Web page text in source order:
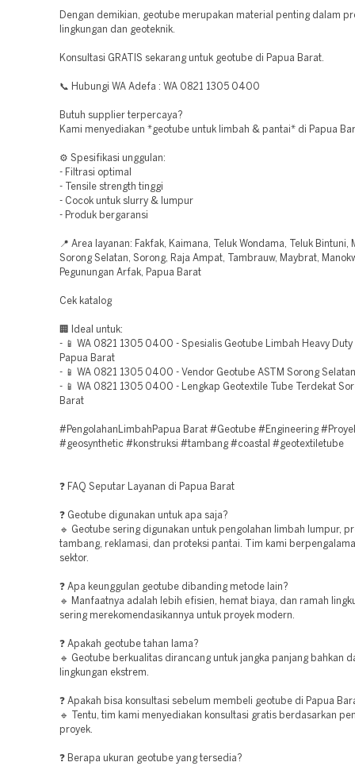
Dengan demikian, geotube merupakan material penting dalam
lingkungan dan geoteknik.
Konsultasi GRATIS sekarang untuk geotube di Papua Barat.
📞 Hubungi WA Adefa : WA 0821 1305 0400
Butuh supplier terpercaya?
Kami menyediakan *geotube untuk limbah & pantai* di Papua
⚙️ Spesifikasi unggulan:
- Filtrasi optimal
- Tensile strength tinggi
- Cocok untuk slurry & lumpur
- Produk bergaransi
📍 Area layanan: Fakfak, Kaimana, Teluk Wondama, Teluk Bintuni,
Sorong Selatan, Sorong, Raja Ampat, Tambrauw, Maybrat,
Pegunungan Arfak, Papua Barat
Cek katalog
🏢 Ideal untuk:
- 📱 WA 0821 1305 0400 - Spesialis Geotube Limbah Heavy Duty
Papua Barat
- 📱 WA 0821 1305 0400 - Vendor Geotube ASTM Sorong
- 📱 WA 0821 1305 0400 - Lengkap Geotextile Tube Terdekat
Barat
#PengolahanLimbahPapua Barat #Geotube #Engineering
#geosynthetic #konstruksi #tambang #coastal #geotextiletube
❓ FAQ Seputar Layanan di Papua Barat
❓ Geotube digunakan untuk apa saja?
🔹 Geotube sering digunakan untuk pengolahan limbah lumpur,
tambang, reklamasi, dan proteksi pantai. Tim kami
sektor.
❓ Apa keunggulan geotube dibanding metode lain?
🔹 Manfaatnya adalah lebih efisien, hemat biaya, dan ramah
sering merekomendasikannya untuk proyek modern.
❓ Apakah geotube tahan lama?
🔹 Geotube berkualitas dirancang untuk jangka panjang bahkan
lingkungan ekstrem.
❓ Apakah bisa konsultasi sebelum membeli geotube di Papua
🔹 Tentu, tim kami menyediakan konsultasi gratis berdasarkan
proyek.
❓ Berapa ukuran geotube yang tersedia?